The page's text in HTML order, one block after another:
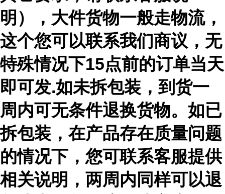
明），大件货物一般走物流，
这个您可以联系我们商议，无
特殊情况下15点前的订单当天
即可发.如未拆包装，到货一
周内可无条件退换货物。如已
拆包装，在产品存在质量问题
的情况下，您可联系客服提供
相关说明，两周内同样可以退